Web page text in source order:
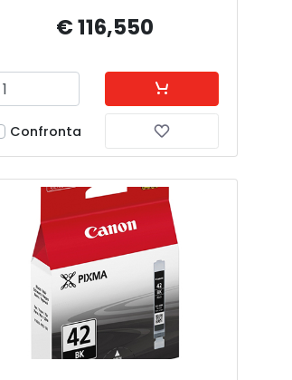
€ 116,550
Confronta